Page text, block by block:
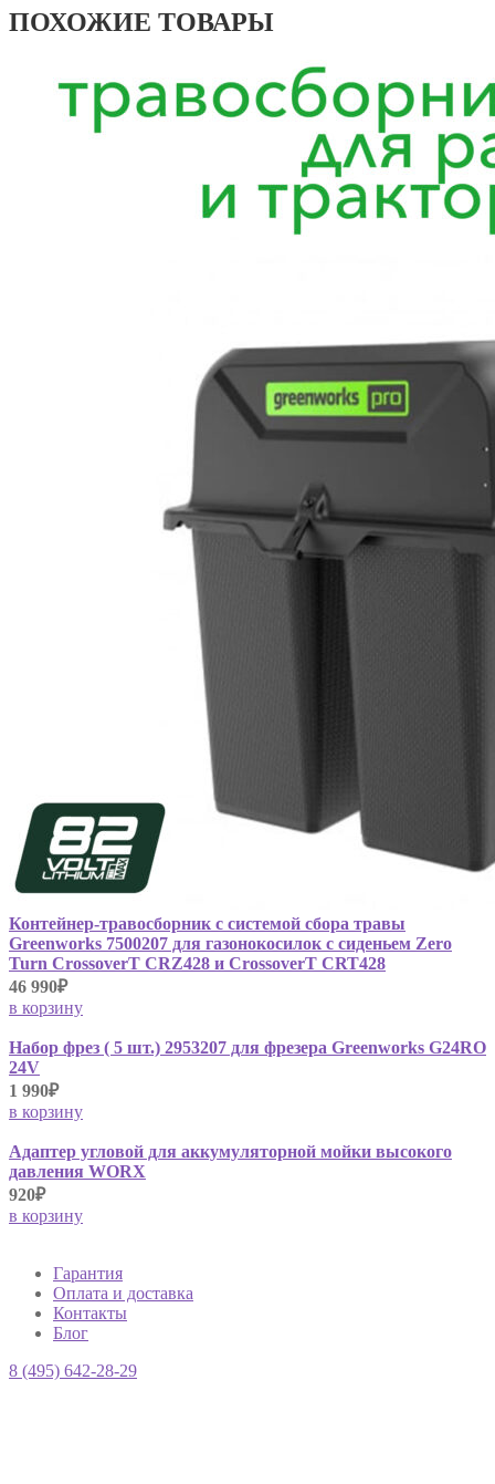
ПОХОЖИЕ ТОВАРЫ
Контейнер-травосборник с системой сбора травы
Greenworks 7500207 для газонокосилок с сиденьем Zero
Turn CrossoverT CRZ428 и CrossoverT CRT428
46 990₽
в корзину
Набор фрез ( 5 шт.) 2953207 для фрезера Greenworks G24RO
24V
1 990₽
в корзину
Адаптер угловой для аккумуляторной мойки высокого
давления WORX
920₽
в корзину
Гарантия
Оплата и доставка
Контакты
Блог
8 (495) 642-28-29